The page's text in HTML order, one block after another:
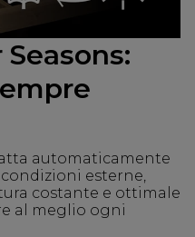
automaticamente
esterne,
costante e ottimale
al meglio ogni